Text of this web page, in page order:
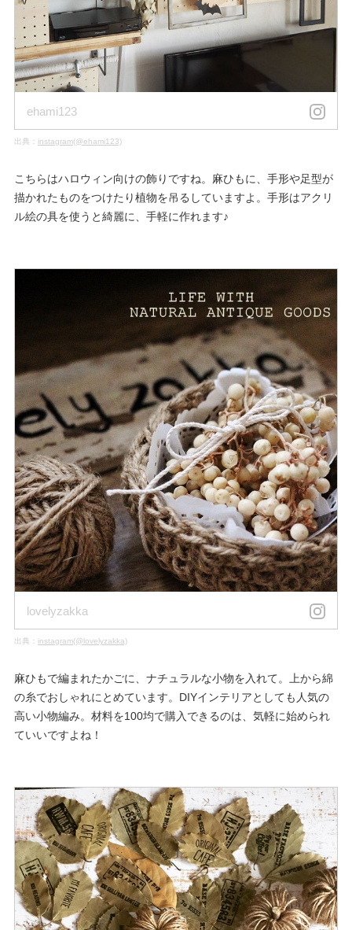
ehami123
出典： instagram(@ehami123)
こちらはハロウィン向けの飾りですね。麻ひもに、手形や足型が
描かれたものをつけたり植物を吊るしていますよ。手形はアクリ
ル絵の具を使うと綺麗に、手軽に作れます♪
lovelyzakka
出典： instagram(@lovelyzakka)
麻ひもで編まれたかごに、ナチュラルな小物を入れて。上から綿
の糸でおしゃれにとめています。DIYインテリアとしても人気の
高い小物編み。材料を100均で購入できるのは、気軽に始められ
ていいですよね！